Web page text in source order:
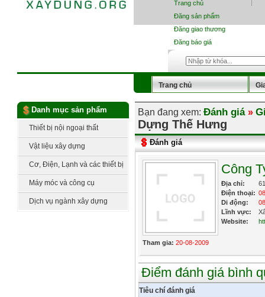
Trang chủ
Đăng sản phẩm
Đăng giao thương
Đăng báo giá
Trang chủ
Sản phẩm Tin tức
Báo giá vật liệu
Danh mục sản phẩm
Thiết bị nội ngoại thất
Vật liệu xây dựng
Cơ, Điện, Lạnh và các thiết bị
công nghệ
Máy móc và công cụ
Dịch vụ ngành xây dựng
Bạn đang xem: Đánh giá »
Dựng Thế Hưng
Đánh giá
Tham gia: 20-08-2009
Công
Địa chỉ:
Điện thoại:
Di động:
Lĩnh vực:
Website:
Điểm đánh giá bình
Tiêu chí đánh giá